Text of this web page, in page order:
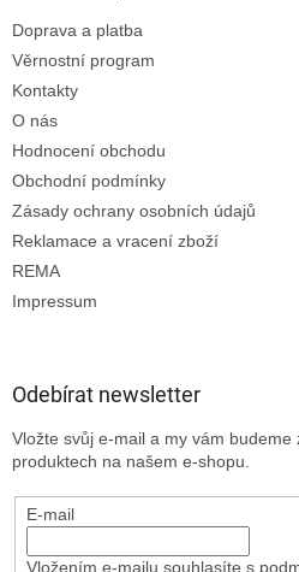
Doprava a platba
Věrnostní program
Kontakty
O nás
Hodnocení obchodu
Obchodní podmínky
Zásady ochrany osobních údajů
Reklamace a vracení zboží
REMA
Impressum
Odebírat newsletter
Vložte svůj e-mail a my vám
produktech na našem e-shopu.
E-mail
Vložením e-mailu souhlasíte s